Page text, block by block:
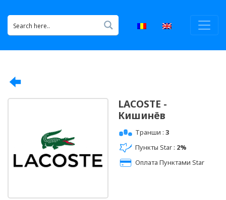
LACOSTE -
Кишинёв
Транши : 3
Пункты Star : 2%
Оплата Пунктами Star